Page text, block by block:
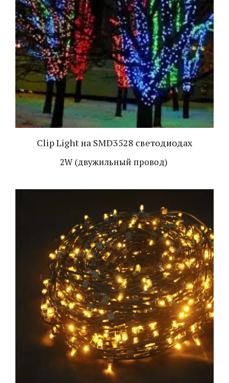
Clip Light на SMD3528 светодиодах
2W (двужильный провод)